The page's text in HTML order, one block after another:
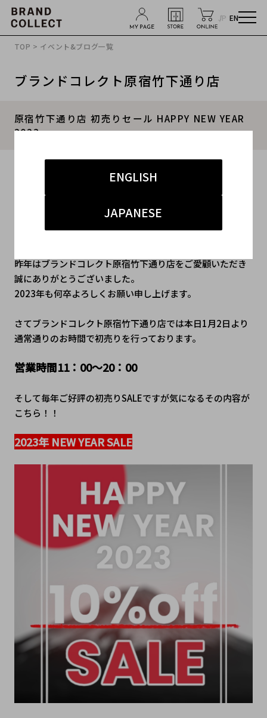
JP EN
ENGLISH
JAPANESE
TOP > イベント&ブログ一覧
ブランドコレクト原宿竹下通り店
原宿竹下通り店 初売りセール HAPPY NEW YEAR
2023
#竹下通り店
昨年はブランドコレクト原宿竹下通り店をご愛顧いただき
誠にありがとうございました。
2023年も何卒よろしくお願い申し上げます。
さてブランドコレクト原宿竹下通り店では本日1月2日より
通常通りのお時間で初売りを行っております。
営業時間11：00～20：00
そして毎年ご好評の初売りSALEですが気になるその内容が
こちら！！
2023年 NEW YEAR SALE